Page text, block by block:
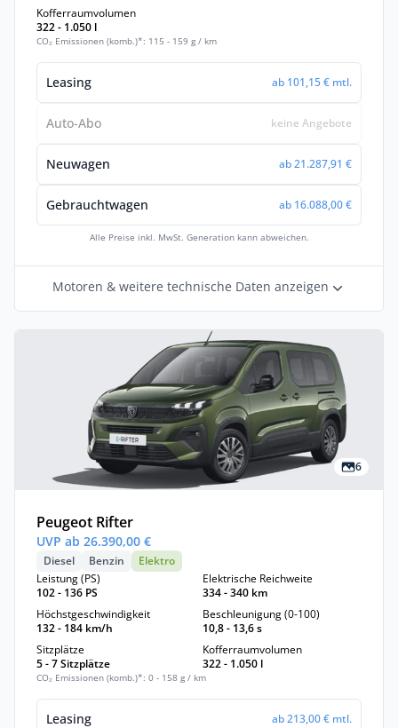
Kofferraumvolumen
322 - 1.050 l
CO₂ Emissionen (komb.)*: 115 - 159 g / km
Leasing ab 101,15 € mtl.
Auto-Abo keine Angebote
Neuwagen ab 21.287,91 €
Gebrauchtwagen ab 16.088,00 €
Alle Preise inkl. MwSt. Generation kann abweichen.
Motoren & weitere technische Daten anzeigen
6
Peugeot Rifter
UVP ab 26.390,00 €
Diesel Benzin
Elektro
Leistung (PS)
102 - 136 PS
Elektrische Reichweite
334 - 340 km
Höchstgeschwindigkeit
132 - 184 km/h
Beschleunigung (0-100)
10,8 - 13,6 s
Sitzplätze
5 - 7 Sitzplätze
Kofferraumvolumen
322 - 1.050 l
CO₂ Emissionen (komb.)*: 0 - 158 g / km
Leasing ab 213,00 € mtl.